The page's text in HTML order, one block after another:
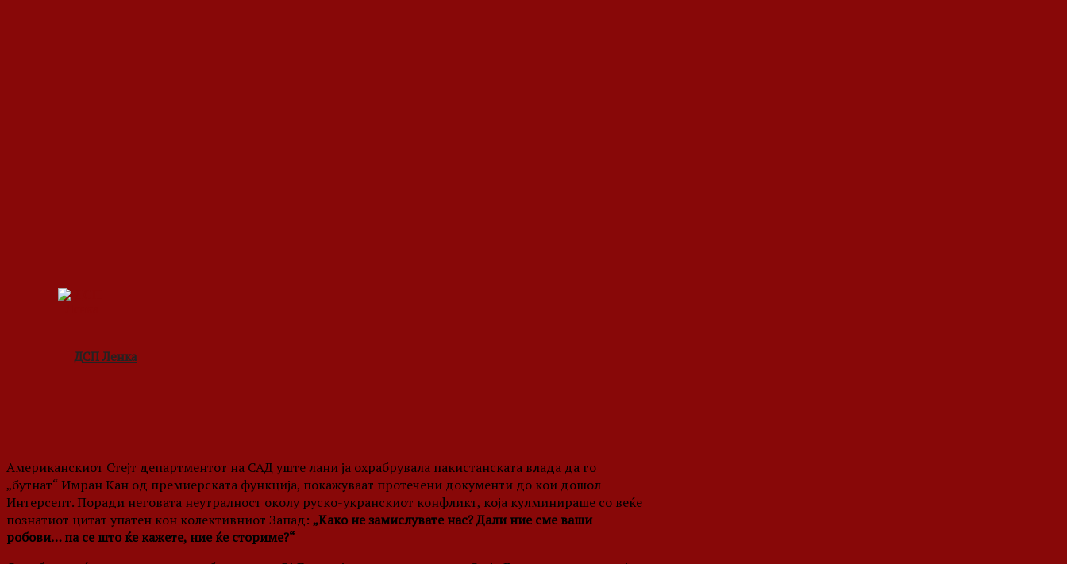
ДСП Ленка
Американскиот Стејт департментот на САД уште лани ја охрабрувала пакистанската влада да го
„бутнат“ Имран Кан од премиерската функција, покажуваат протечени документи до кои дошол
Интерсепт. Поради неговата неутралност околу руско-укранскиот конфликт, која кулминираше со веќе
познатиот цитат упатен кон колективниот Запад: „Како не замислувате нас? Дали ние сме ваши
робови… па се што ќе кажете, ние ќе сториме?“